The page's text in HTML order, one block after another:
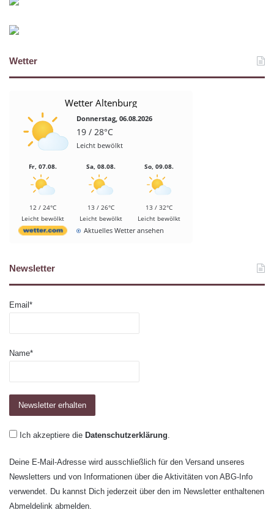
Wetter
Wetter Altenburg
Donnerstag, 06.08.2026
19 / 28°C
Leicht bewölkt
Fr, 07.08.
12 / 24°C
Leicht bewölkt
Sa, 08.08.
13 / 26°C
Leicht bewölkt
So, 09.08.
13 / 32°C
Leicht bewölkt
Aktuelles Wetter ansehen
Newsletter
Email*
Name*
Ich akzeptiere die Datenschutzerklärung.
Deine E-Mail-Adresse wird ausschließlich für den Versand unseres
Newsletters und von Informationen über die Aktivitäten von ABG-Info
verwendet. Du kannst Dich jederzeit über den im Newsletter enthaltenen
Abmeldelink abmelden.